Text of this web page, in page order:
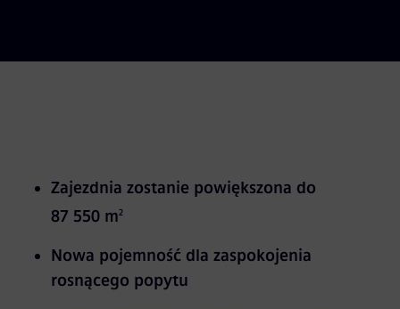
Zajezdnia zostanie powiększona do
87 550 m2
Nowa pojemność dla zaspokojenia
rosnącego popytu